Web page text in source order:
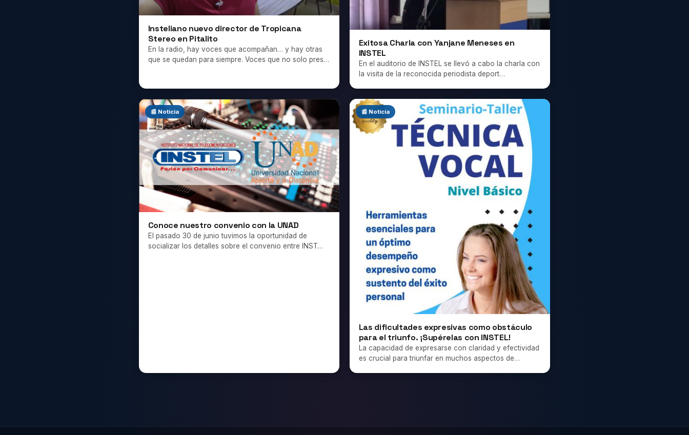
Insteliano nuevo director de Tropicana
Stereo en Pitalito
En la radio, hay voces que acompañan… y hay otras
que se quedan para siempre. Voces que no solo pres…
Exitosa Charla con Yanjane Meneses en
INSTEL
En el auditorio de INSTEL se llevó a cabo la charla con
la visita de la reconocida periodista deport…
📰 Noticia
Conoce nuestro convenio con la UNAD
El pasado 30 de junio tuvimos la oportunidad de
socializar los detalles sobre el convenio entre INST…
📰 Noticia
Las dificultades expresivas como obstáculo
para el triunfo. ¡Supérelas con INSTEL!
La capacidad de expresarse con claridad y efectividad
es crucial para triunfar en muchos aspectos de…